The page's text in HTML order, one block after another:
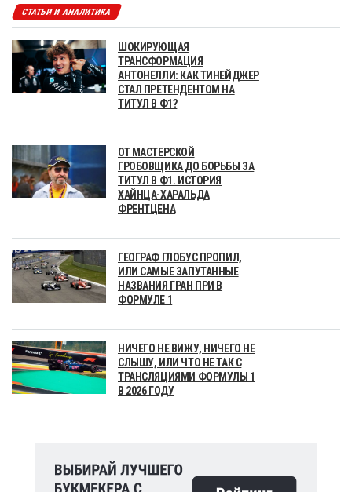
СТАТЬИ И АНАЛИТИКА
ШОКИРУЮЩАЯ
ТРАНСФОРМАЦИЯ
АНТОНЕЛЛИ: КАК ТИНЕЙДЖЕР
СТАЛ ПРЕТЕНДЕНТОМ НА
ТИТУЛ В Ф1?
ОТ МАСТЕРСКОЙ
ГРОБОВЩИКА ДО БОРЬБЫ ЗА
ТИТУЛ В Ф1. ИСТОРИЯ
ХАЙНЦА-ХАРАЛЬДА
ФРЕНТЦЕНА
ГЕОГРАФ ГЛОБУС ПРОПИЛ,
ИЛИ САМЫЕ ЗАПУТАННЫЕ
НАЗВАНИЯ ГРАН ПРИ В
ФОРМУЛЕ 1
НИЧЕГО НЕ ВИЖУ, НИЧЕГО НЕ
СЛЫШУ, ИЛИ ЧТО НЕ ТАК С
ТРАНСЛЯЦИЯМИ ФОРМУЛЫ 1
В 2026 ГОДУ